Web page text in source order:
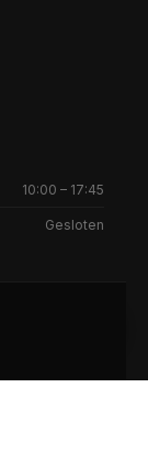
10:00 – 17:45
Gesloten